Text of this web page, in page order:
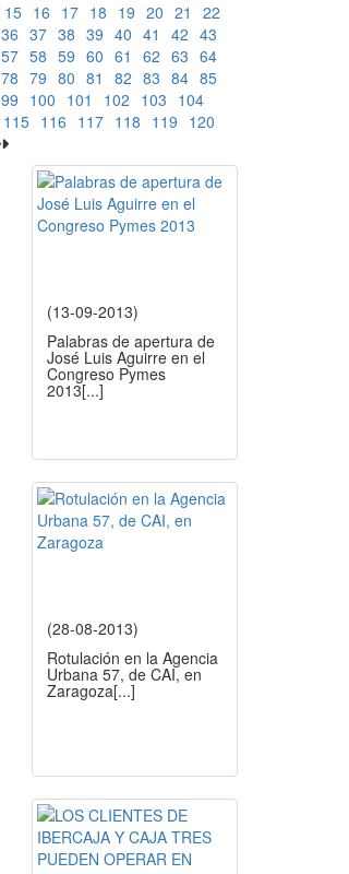
15 16 17 18 19 20 21
22
36 37 38 39 40 41 42 43
57 58 59 60 61 62 63 64
78 79 80 81 82 83 84 85
99 100 101 102 103 104
115 116 117 118 119 120
(13-09-2013)
Palabras de apertura de
José Luis Aguirre en el
Congreso Pymes
2013[...]
(28-08-2013)
Rotulación en la Agencia
Urbana 57, de CAI, en
Zaragoza[...]